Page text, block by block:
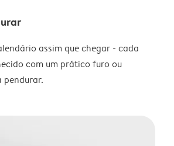
assim que chegar - cada
com um prático furo ou